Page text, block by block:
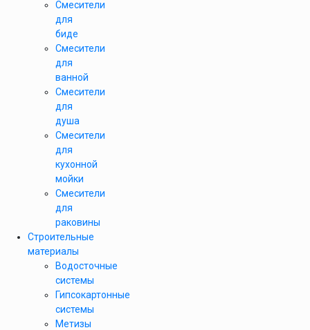
Смесители
для
биде
Смесители
для
ванной
Смесители
для
душа
Смесители
для
кухонной
мойки
Смесители
для
раковины
Строительные
материалы
Водосточные
системы
Гипсокартонные
системы
Метизы